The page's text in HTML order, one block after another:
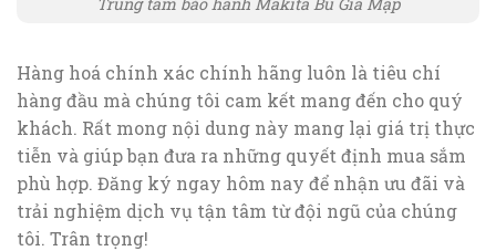
Hàng hoá chính xác chính hãng luôn là tiêu chí
hàng đầu mà chúng tôi cam kết mang đến cho quý
khách. Rất mong nội dung này mang lại giá trị thực
tiễn và giúp bạn đưa ra những quyết định mua sắm
phù hợp. Đăng ký ngay hôm nay để nhận ưu đãi và
trải nghiệm dịch vụ tận tâm từ đội ngũ của chúng
tôi. Trân trọng!